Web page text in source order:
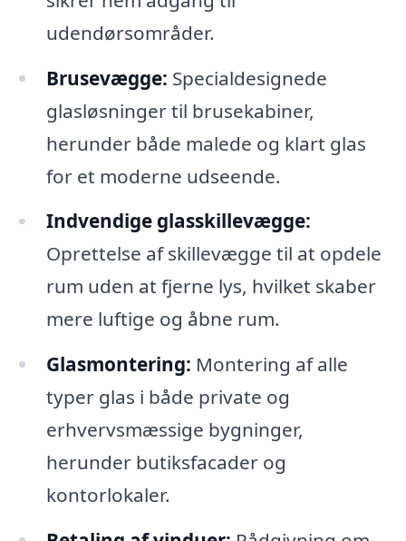
udendørsområder.
Brusevægge: Specialdesignede
glasløsninger til brusekabiner,
herunder både malede og klart glas
for et moderne udseende.
Indvendige glasskillevægge:
Oprettelse af skillevægge til at opdele
rum uden at fjerne lys, hvilket skaber
mere luftige og åbne rum.
Glasmontering: Montering af alle
typer glas i både private og
erhvervsmæssige bygninger,
herunder butiksfacader og
kontorlokaler.